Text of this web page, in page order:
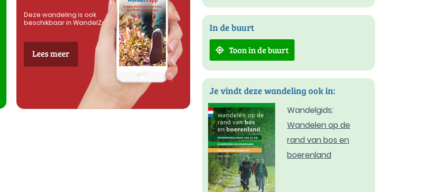
Deze wandeling is ook
beschikbaar in WandelZapp
Lees meer
In de buurt
Toon in de buurt
Je vindt deze wandeling ook in:
Wandelgids:
Wandelen op de
rand van bos en
boerenland